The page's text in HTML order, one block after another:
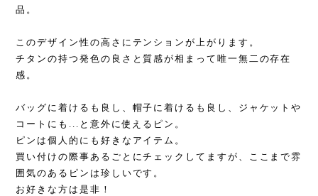
品。
このデザイン性の高さにテンションが上がります。
チタンの持つ発色の良さと質感が相まって唯一無二の存在
感。
バッグに着けるも良し、帽子に着けるも良し、ジャケットや
コートにも...と意外に使えるピン。
ピンは個人的にも好きなアイテム。
買い付けの際事あるごとにチェックしてますが、ここまで雰
囲気のあるピンは珍しいです。
お好きな方は是非！